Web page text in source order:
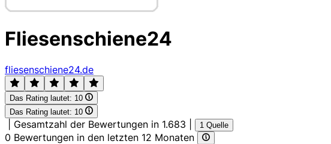
Fliesenschiene24
fliesenschiene24.de
Das Rating lautet: 10
Das Rating lautet: 10
Gesamtzahl der Bewertungen in 1.683 1 Quelle
0 Bewertungen in den letzten 12 Monaten